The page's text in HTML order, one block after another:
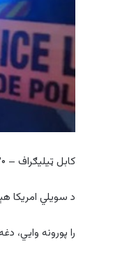
کابل ټیلیګراف – ۲۰ زمری ۱۴۰۴ لمریز کال
د سویلي امریکا هېواد
را پورونه وایي،